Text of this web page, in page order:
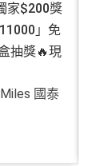
家$200獎
」免
抽獎🔥現
國泰